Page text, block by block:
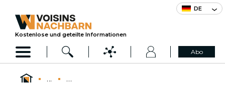
DE
Kostenlose und geteilte Informationen
Abo
... ...